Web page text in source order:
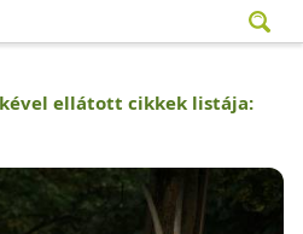
ellátott cikkek listája: